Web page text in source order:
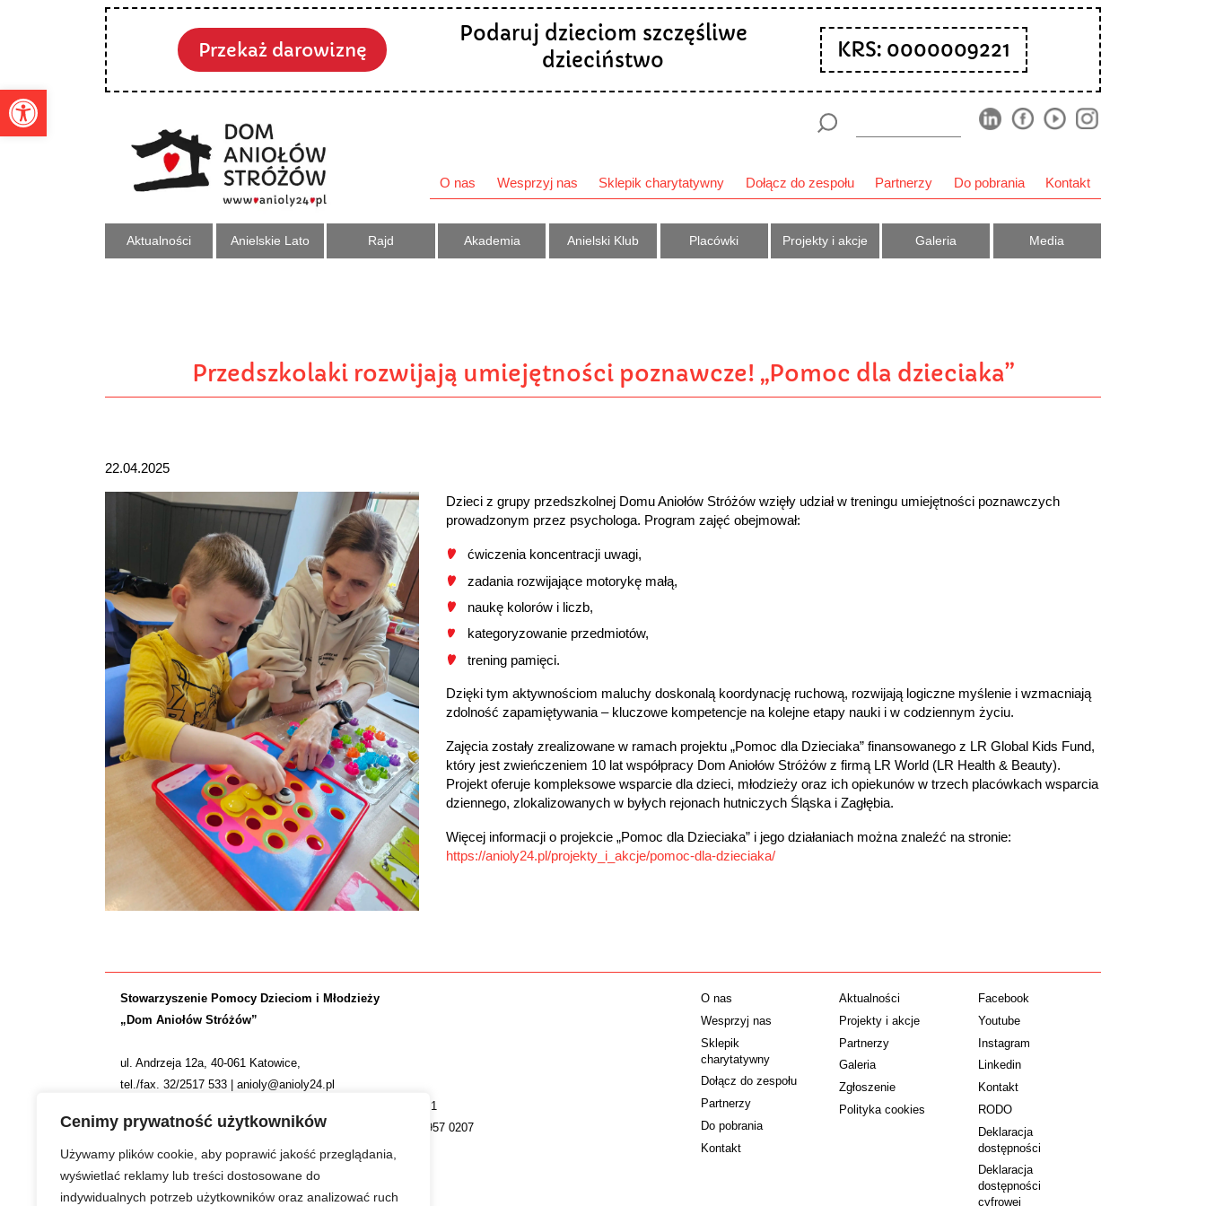
Otwórz pasek narzędzi
Cenimy prywatność użytkowników
Używamy plików cookie, aby poprawić jakość przeglądania,
wyświetlać reklamy lub treści dostosowane do
indywidualnych potrzeb użytkowników oraz analizować ruch
Przekaż darowiznę
Podaruj dzieciom szczęśliwe
dzieciństwo
KRS: 0000009221
O nas Wesprzyj nas Sklepik charytatywny Dołącz do zespołu Partnerzy Do pobrania Kontakt
Aktualności Anielskie Lato Rajd Akademia Anielski Klub Placówki Projekty i akcje Galeria Media
Przedszkolaki rozwijają umiejętności poznawcze! „Pomoc dla dzieciaka”
22.04.2025
Dzieci z grupy przedszkolnej Domu Aniołów Stróżów wzięły udział w treningu umiejętności poznawczych
prowadzonym przez psychologa. Program zajęć obejmował:
ćwiczenia koncentracji uwagi,
zadania rozwijające motorykę małą,
naukę kolorów i liczb,
kategoryzowanie przedmiotów,
trening pamięci.
Dzięki tym aktywnościom maluchy doskonalą koordynację ruchową, rozwijają logiczne myślenie i wzmacniają
zdolność zapamiętywania – kluczowe kompetencje na kolejne etapy nauki i w codziennym życiu.
Zajęcia zostały zrealizowane w ramach projektu „Pomoc dla Dzieciaka” finansowanego z LR Global Kids Fund,
który jest zwieńczeniem 10 lat współpracy Dom Aniołów Stróżów z firmą LR World (LR Health & Beauty).
Projekt oferuje kompleksowe wsparcie dla dzieci, młodzieży oraz ich opiekunów w trzech placówkach wsparcia
dziennego, zlokalizowanych w byłych rejonach hutniczych Śląska i Zagłębia.
Więcej informacji o projekcie „Pomoc dla Dzieciaka” i jego działaniach można znaleźć na stronie:
https://anioly24.pl/projekty_i_akcje/pomoc-dla-dzieciaka/
Stowarzyszenie Pomocy Dzieciom i Młodzieży
„Dom Aniołów Stróżów”
ul. Andrzeja 12a, 40-061 Katowice,
tel./fax. 32/2517 533 | anioly@anioly24.pl
NIP: 634 24 24 781 | REGON: 277553974 | KRS 0000009221
Nr konta: ING Bank Śląski S.A. 36 1050 1214 1000 0022 4957 0207
O nas
Wesprzyj nas
Sklepik
charytatywny
Dołącz do zespołu
Partnerzy
Do pobrania
Kontakt
Aktualności
Projekty i akcje
Partnerzy
Galeria
Zgłoszenie
Polityka cookies
Facebook
Youtube
Instagram
Linkedin
Kontakt
RODO
Deklaracja
dostępności
Deklaracja
dostępności
cyfrowej